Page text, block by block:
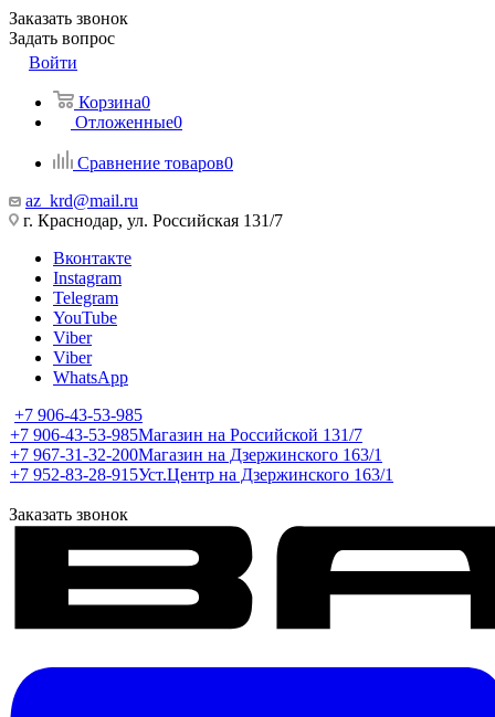
Заказать звонок
Задать вопрос
Войти
Корзина0
Отложенные0
Сравнение товаров0
az_krd@mail.ru
г. Краснодар, ул. Российская 131/7
Вконтакте
Instagram
Telegram
YouTube
Viber
Viber
WhatsApp
+7 906-43-53-985
+7 906-43-53-985Магазин на Российской 131/7
+7 967-31-32-200Магазин на Дзержинского 163/1
+7 952-83-28-915Уст.Центр на Дзержинского 163/1
Заказать звонок